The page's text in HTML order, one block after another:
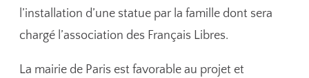
l’installation d’une statue par la famille dont sera
chargé l’association des Français Libres.
La mairie de Paris est favorable au projet et